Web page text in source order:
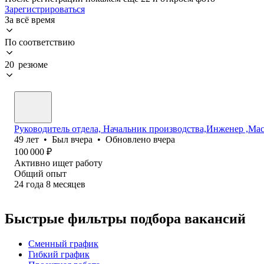
Зарегистрироваться
За всё время
По соответствию
20 резюме
Руководитель отдела, Начальник производства,Инженер
49 лет • Был вчера • Обновлено вчера
100 000 ₽
Активно ищет работу
Общий опыт
24 года 8 месяцев
Быстрые фильтры подбора вакансий
Сменный график
Гибкий график